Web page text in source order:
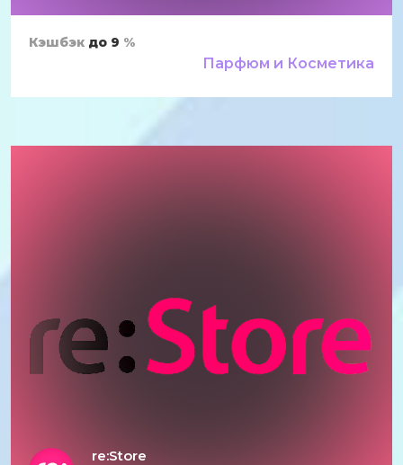
Кэшбэк до 9 %
Парфюм и Косметика
re:Store